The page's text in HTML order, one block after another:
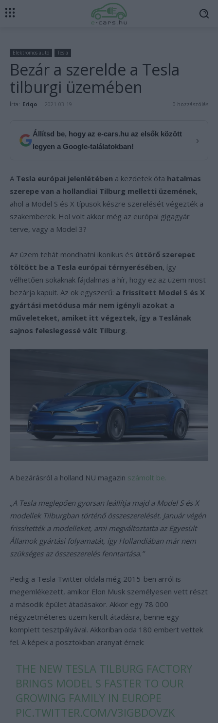
Elektromos autó Tesla
Bezár a szerelde a Tesla
tilburgi üzemében
Írta: Eriqo - 2021-03-19 0 hozzászólás
Állítsd be, hogy az e-cars.hu az elsők között
legyen a Google-találatokban!
›
A Tesla európai jelenlétében a kezdetek óta hatalmas
szerepe van a hollandiai Tilburg melletti üzemének,
ahol a Model S és X típusok készre szerelését végezték a
szakemberek. Hol volt akkor még az európai gigagyár
terve, vagy a Model 3?
Az üzem tehát mondhatni ikonikus és úttörő szerepet
töltött be a Tesla európai térnyerésében, így
vélhetően sokaknak fájdalmas a hír, hogy ez az üzem most
bezárja kapuit. Az ok egyszerű: a frissített Model S és X
gyártási metódusa már nem igényli azokat a
műveleteket, amiket itt végeztek, így a Teslának
sajnos feleslegessé vált Tilburg.
A bezárásról a holland NU magazin számolt be.
„A Tesla meglepően gyorsan leállítja majd a Model S és X
modellek Tilburgban történő összeszerelését. Január végén
frissítették a modelleket, ami megváltoztatta az Egyesült
Államok gyártási folyamatát, így Hollandiában már nem
szükséges az összeszerelés fenntartása.”
Pedig a Tesla Twitter oldala még 2015-ben arról is
megemlékezett, amikor Elon Musk személyesen vett részt
a második épület átadásakor. Akkor egy 78 000
négyzetméteres üzem került átadásra, benne egy
komplett tesztpályával. Akkoriban oda 180 embert vettek
fel. A képek a posztokban aranyat érnek:
THE NEW TESLA TILBURG FACTORY
BRINGS MODEL S FASTER TO OUR
GROWING FAMILY IN EUROPE
PIC.TWITTER.COM/V3IGBDOVZK